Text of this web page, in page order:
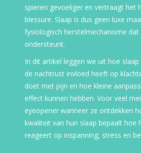
spieren gevoeliger en vertraagt het
blessure. Slaap is dus geen luxe
fysiologisch herstelmechanisme dat
ondersteunt.
In dit artikel leggen we uit hoe
de nachtrust invloed heeft op
doet met pijn en hoe kleine
effect kunnen hebben. Voor veel
eyeopener wanneer ze ontdekken
kwaliteit van hun slaap bepaalt hoe
reageert op inspanning, stress en